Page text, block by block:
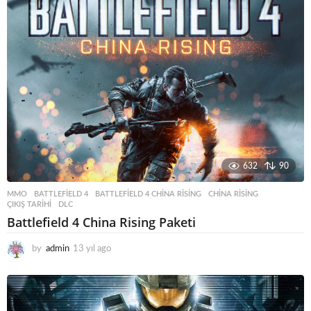
a
g
o
632 90
MMO BATTLEFIELD 4 ,BATTLEFIELD 4 CHINA RISING ,CHINA RISING
ÇIKIŞ TARIHI
,DLC
Battlefield 4 China Rising Paketi
by admin 13 yıl ago
y
ı
l